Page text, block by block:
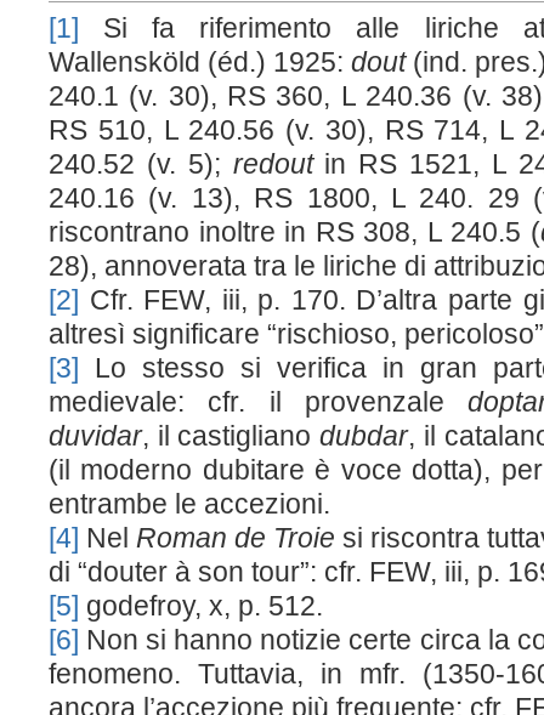
[1] Si fa riferimento alle liriche
Wallensköld (éd.) 1925:dout (ind.
240.1 (v. 30), RS 360, L 240.36 (v.
RS 510, L 240.56 (v. 30), RS 714, L
240.52 (v. 5); redout in RS 1521, L
240.16 (v. 13), RS 1800, L 240. 29
riscontrano inoltre in RS 308, L 240.5 (
28), annoverata tra le liriche di
[2] Cfr. FEW, iii, p. 170. D’altra parte
altresì significare “rischioso,
[3] Lo stesso si verifica in gran
medievale: cfr. il provenzale
duvidar, il castiglianodubdar, il
(il moderno dubitare è voce dotta),
entrambe le accezioni.
[4] Nel Roman de Troie si riscontra
di “douter à son tour”: cfr. FEW, iii, p.
[5] godefroy, x, p. 512.
[6] Non si hanno notizie certe circa la
fenomeno. Tuttavia, in mfr. (1350-
ancora l’accezione più frequente: cfr.